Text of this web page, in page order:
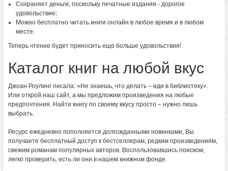
Сохраняет деньги, поскольку печатные издания - дорогое
удовольствие;
Можно бесплатно читать книги онлайн в любое время и в любом
месте.
Теперь чтение будет приносить еще больше удовольствия!
Каталог книг на любой вкус
Джоан Роулинг писала: «Не знаешь, что делать – иди в библиотеку».
Или открой наш сайт, а мы предложим произведения на любые
предпочтения. Найти книгу по своему вкусу просто – нужно лишь
выбрать.
Ресурс ежедневно пополняется долгожданными новинками, Вы
получаете бесплатный доступ к бестселлерам, редким произведениям,
свежим романам популярных авторов. Воспользовавшись поиском,
легко проверить, есть ли они в нашем книжном фонде.